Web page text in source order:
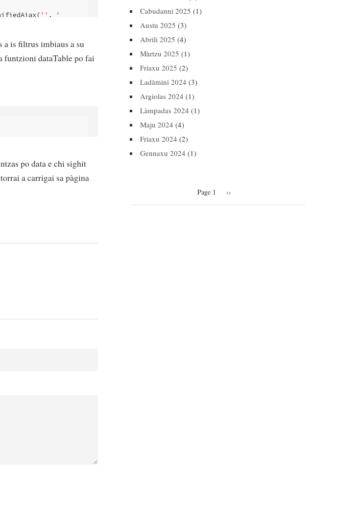
'' ,
'
a is filtrus imbiaus a su
funtzioni dataTable po fai
'date_min'
));
po data e chi sighit
a carrigai sa pàgina
Cabudanni 2025 (1)
Austu 2025 (3)
Abrili 2025 (4)
Màrtzu 2025 (1)
Friaxu 2025 (2)
Ladàmini 2024 (3)
Argiolas 2024 (1)
Làmpadas 2024 (1)
Maju 2024 (4)
Friaxu 2024 (2)
Gennaxu 2024 (1)
Page 1 Next
››